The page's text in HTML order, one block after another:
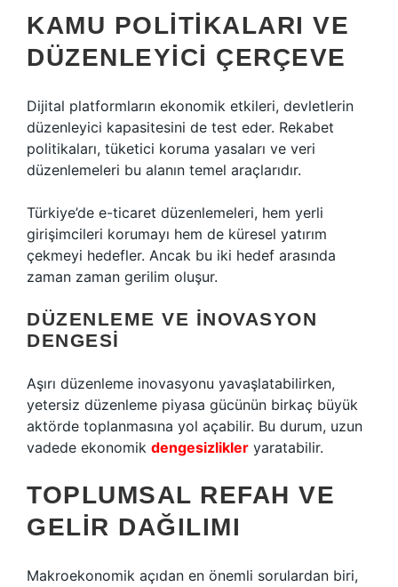
KAMU POLITIKALARI VE
DÜZENLEYICI ÇERÇEVE
Dijital platformların ekonomik etkileri, devletlerin
düzenleyici kapasitesini de test eder. Rekabet
politikaları, tüketici koruma yasaları ve veri
düzenlemeleri bu alanın temel araçlarıdır.
Türkiye’de e-ticaret düzenlemeleri, hem yerli
girişimcileri korumayı hem de küresel yatırım
çekmeyi hedefler. Ancak bu iki hedef arasında
zaman zaman gerilim oluşur.
DÜZENLEME VE INOVASYON
DENGESI
Aşırı düzenleme inovasyonu yavaşlatabilirken,
yetersiz düzenleme piyasa gücünün birkaç büyük
aktörde toplanmasına yol açabilir. Bu durum, uzun
vadede ekonomik dengesizlikler yaratabilir.
TOPLUMSAL REFAH VE
GELIR DAĞILIMI
Makroekonomik açıdan en önemli sorulardan biri,